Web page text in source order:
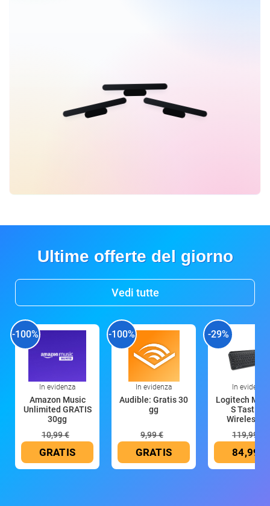
Ultime offerte del giorno
Vedi tutte
-100%
In evidenza
Amazon Music
Unlimited GRATIS
30gg
10,99 €
GRATIS
-100%
In evidenza
Audible: Gratis 30
gg
9,99 €
GRATIS
-29%
In evidenza
Logitech MX
S Tastiera
Wireless
119,99 €
84,99 €